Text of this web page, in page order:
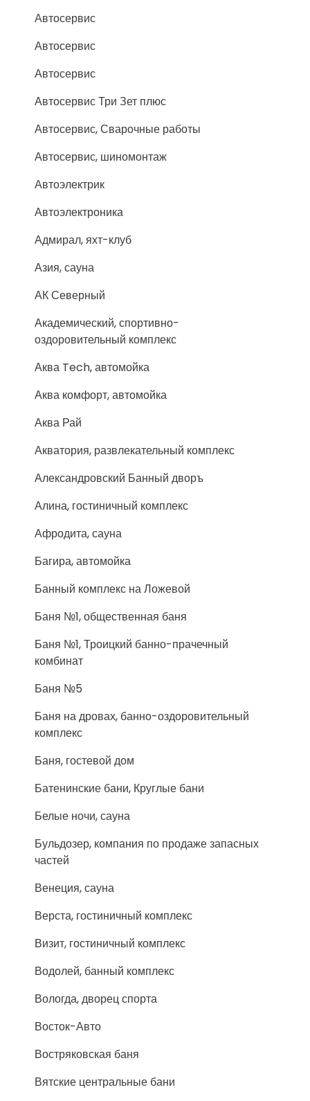
Автосервис
Автосервис
Автосервис
Автосервис Три Зет плюс
Автосервис, Сварочные работы
Автосервис, шиномонтаж
Автоэлектрик
Автоэлектроника
Адмирал, яхт-клуб
Азия, сауна
АК Северный
Академический, спортивно-
оздоровительный комплекс
Аква Tech, автомойка
Аква комфорт, автомойка
Аква Рай
Акватория, развлекательный комплекс
Александровский Банный дворъ
Алина, гостиничный комплекс
Афродита, сауна
Багира, автомойка
Банный комплекс на Ложевой
Баня №1, общественная баня
Баня №1, Троицкий банно-прачечный
комбинат
Баня №5
Баня на дровах, банно-оздоровительный
комплекс
Баня, гостевой дом
Батенинские бани, Круглые бани
Белые ночи, сауна
Бульдозер, компания по продаже запасных
частей
Венеция, сауна
Верста, гостиничный комплекс
Визит, гостиничный комплекс
Водолей, банный комплекс
Вологда, дворец спорта
Восток-Авто
Востряковская баня
Вятские центральные бани